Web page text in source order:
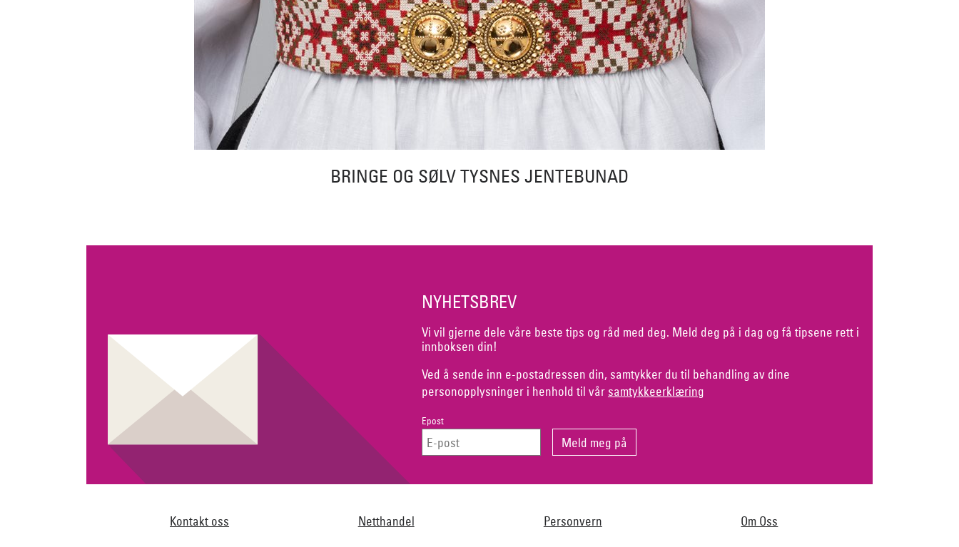
BRINGE OG SØLV TYSNES JENTEBUNAD
NYHETSBREV
Vi vil gjerne dele våre beste tips og råd med deg. Meld deg på i dag og få tipsene rett i
innboksen din!
Ved å sende inn e-postadressen din, samtykker du til behandling av dine
personopplysninger i henhold til vår samtykkeerklæring
Epost
Kontakt oss Netthandel Personvern Om Oss